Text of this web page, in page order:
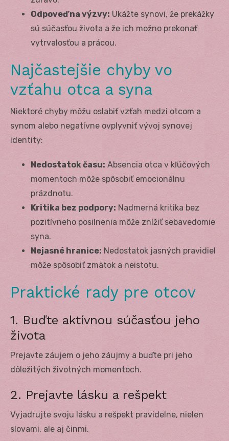
Odpoveď na výzvy: Ukážte synovi, že prekážky
sú súčasťou života a že ich možno prekonať
vytrvalosťou a prácou.
Najčastejšie chyby vo
vzťahu otca a syna
Niektoré chyby môžu oslabiť vzťah medzi otcom a
synom alebo negatívne ovplyvniť vývoj synovej
identity:
Nedostatok času: Absencia otca v kľúčových
momentoch môže spôsobiť emocionálnu
prázdnotu.
Kritika bez podpory: Nadmerná kritika bez
pozitívneho posilnenia môže znížiť sebavedomie
syna.
Nejasné hranice: Nedostatok jasných pravidiel
môže spôsobiť zmätok a neistotu.
Praktické rady pre otcov
1. Buďte aktívnou súčasťou jeho
života
Prejavte záujem o jeho záujmy a buďte pri jeho
dôležitých životných momentoch.
2. Prejavte lásku a rešpekt
Vyjadrujte svoju lásku a rešpekt pravidelne, nielen
slovami, ale aj činmi.